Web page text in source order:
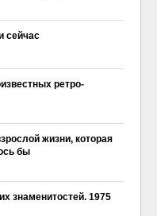
сейчас
ретро-
жизни, которая
бы
знаменитостей. 1975